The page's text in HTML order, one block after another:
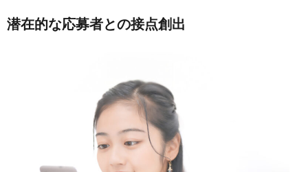
潜在的な応募者との接点創出